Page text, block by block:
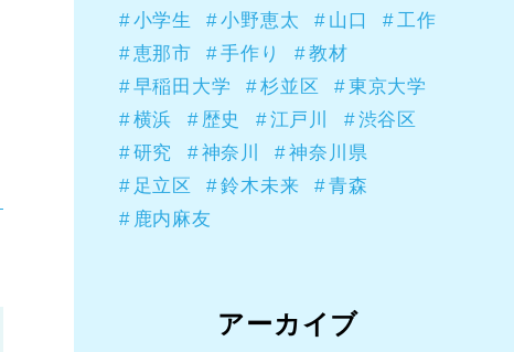
小学生
小野恵太 山口
工作
恵那市
手作り
教材
早稲田大学
杉並区
東京大学
横浜
歴史 江戸川
渋谷区
研究
神奈川
神奈川県
足立区
鈴木未来
青森
鹿内麻友
アーカイブ